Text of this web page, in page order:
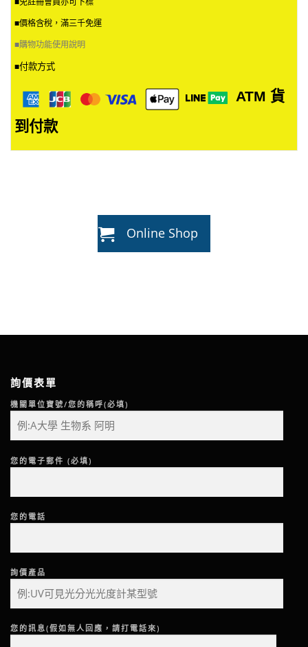
■價格含稅，滿三千免運
■購物功能使用說明
■付款方式
ATM 貨
到付款
Online Shop
詢價表單
機關單位寶號/您的稱呼(必填)
您的電子郵件 (必填)
您的電話
詢價產品
您的訊息(假如無人回應，請打電話來)